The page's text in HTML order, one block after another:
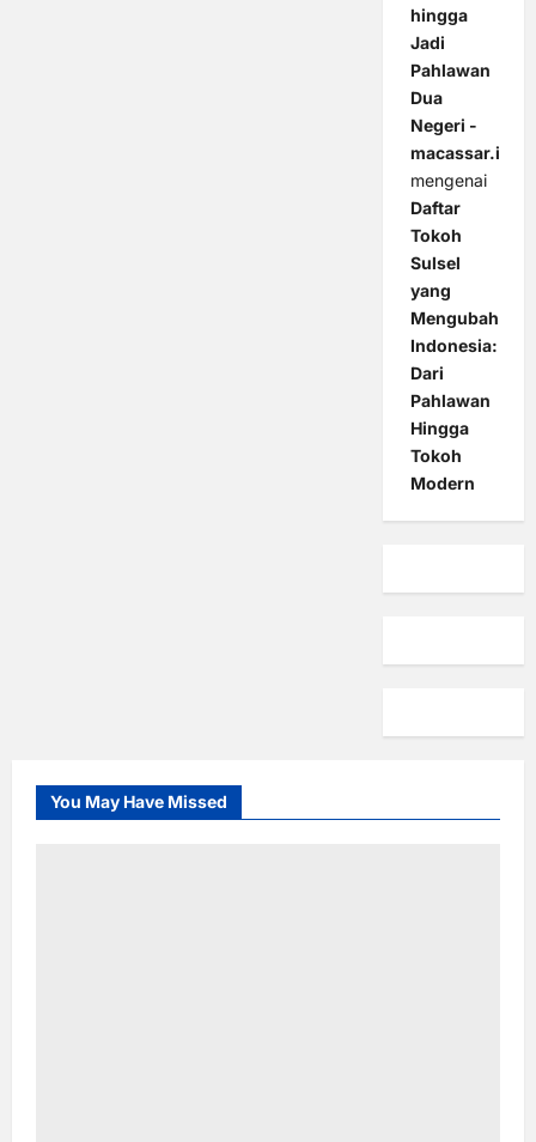
hingga
Jadi
Pahlawan
Dua
Negeri -
macassar.id
mengenai
Daftar
Tokoh
Sulsel
yang
Mengubah
Indonesia:
Dari
Pahlawan
Hingga
Tokoh
Modern
You May Have Missed